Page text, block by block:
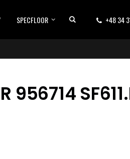
SPECFLOOR +48 34
956714